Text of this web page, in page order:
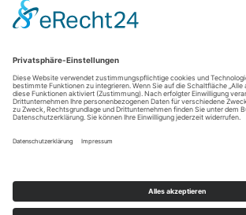
Referenzen
Werbetechnik
Studio